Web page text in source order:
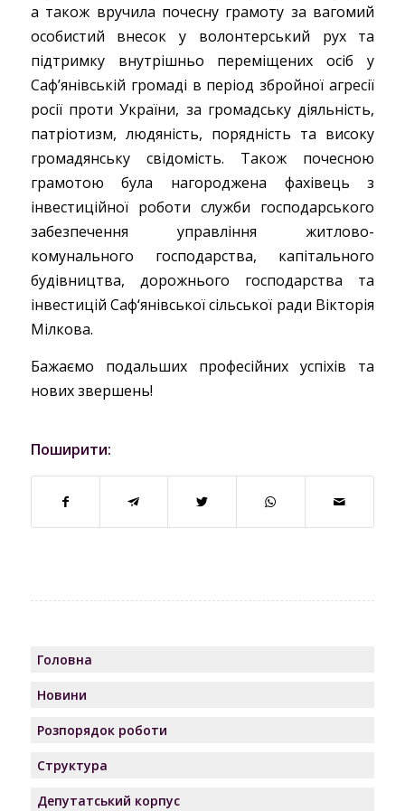
а також вручила почесну грамоту за вагомий
особистий внесок у волонтерський рух та
підтримку внутрішньо переміщених осіб у
Саф’янівській громаді в період збройної агресії
росії проти України, за громадську діяльність,
патріотизм, людяність, порядність та високу
громадянську свідомість. Також почесною
грамотою була нагороджена фахівець з
інвестиційної роботи служби господарського
забезпечення управління житлово-
комунального господарства, капітального
будівництва, дорожнього господарства та
інвестицій Саф‘янівської сільської ради Вікторія
Мілкова.
Бажаємо подальших професійних успіхів та
нових звершень!
Поширити:
Головна
Новини
Розпорядок роботи
Структура
Депутатський корпус